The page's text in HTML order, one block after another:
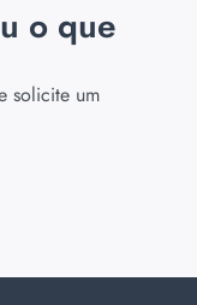
o que
solicite um